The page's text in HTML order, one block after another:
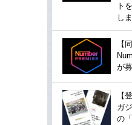
ト
し
【
が
【
ガ
の